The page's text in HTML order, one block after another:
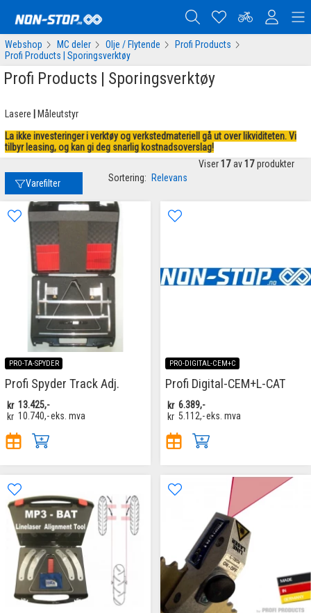
Webshop MC deler Olje / Flytende
Profi Products
Profi Products | Sporingsverktøy
Profi Products | Sporingsverktøy
Lasere
Måleutstyr
La ikke investeringer i verktøy og verkstedmateriell gå ut over likviditeten. Vi
tilbyr leasing, og kan gi deg snarlig kostnadsoverslag!
Varefilter Sortering: Relevans
Viser 17 av 17 produkter
PRO-TA-SPYDER
Profi Spyder Track Adj.
kr 13.425,-
kr 10.740,-eks. mva
PRO-DIGITAL-CEM+C
Profi Digital-CEM+L-CAT
kr 6.389,-
kr 5.112,-eks. mva